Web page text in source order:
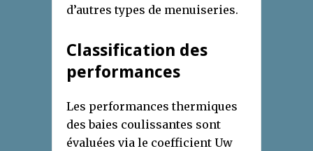
d’autres types de menuiseries.
Classification des
performances
Les performances thermiques
des baies coulissantes sont
évaluées via le coefficient Uw